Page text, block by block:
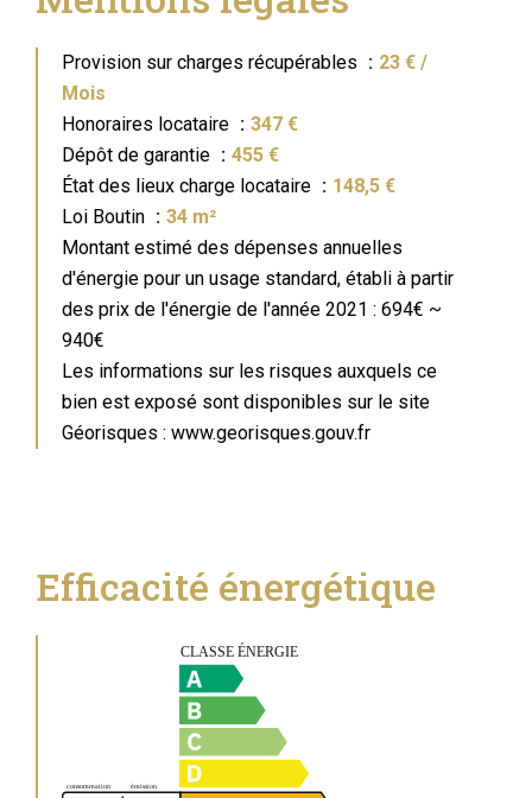
Provision sur charges récupérables
23 € /
Mois
Honoraires locataire
347 €
Dépôt de garantie
455 €
État des lieux charge locataire
148,5 €
Loi Boutin
34 m²
Montant estimé des dépenses annuelles
d'énergie pour un usage standard, établi à partir
des prix de l'énergie de l'année 2021 : 694€ ~
940€
Les informations sur les risques auxquels ce
bien est exposé sont disponibles sur le site
Géorisques : www.georisques.gouv.fr
Efficacité énergétique